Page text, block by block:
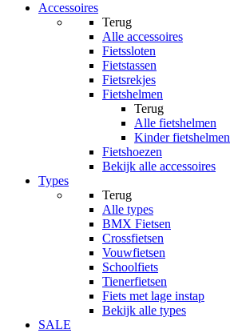
Accessoires
Terug
Alle accessoires
Fietssloten
Fietstassen
Fietsrekjes
Fietshelmen
Terug
Alle fietshelmen
Kinder fietshelmen
Fietshoezen
Bekijk alle accessoires
Types
Terug
Alle types
BMX Fietsen
Crossfietsen
Vouwfietsen
Schoolfiets
Tienerfietsen
Fiets met lage instap
Bekijk alle types
SALE